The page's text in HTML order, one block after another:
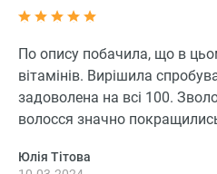
По опису побачила, що в
вітамінів. Вирішила
задоволена на всі 100.
волосся значно
Юлія Тітова